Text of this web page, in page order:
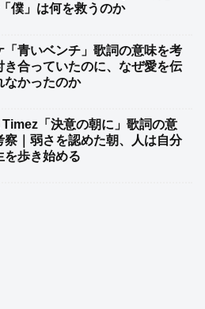
僕」は何を救うのか
「青いベンチ」歌詞の意味を考
き合っていたのに、なぜ愛を伝
なかったのか
「決意の朝に」歌詞の意
察｜弱さを認めた朝、人は自分
を歩き始める